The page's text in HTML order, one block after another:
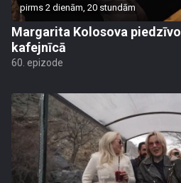
pirms 2 dienām, 20 stundām
Margarita Kolosova
kafejnīcā
60. epizode